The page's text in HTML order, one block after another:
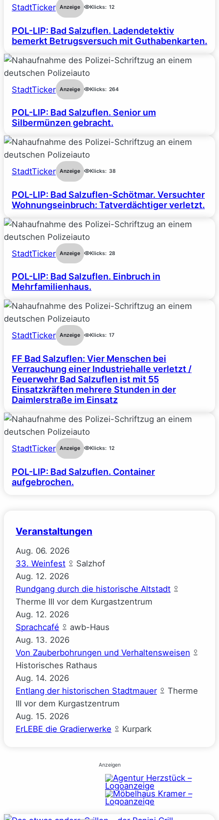
StadtTicker Anzeige Klicks: 12
POL-LIP: Bad Salzuflen. Ladendetektiv
bemerkt Betrugsversuch mit Guthabenkarten.
StadtTicker Anzeige Klicks: 264
POL-LIP: Bad Salzuflen. Senior um
Silbermünzen gebracht.
StadtTicker Anzeige Klicks: 38
POL-LIP: Bad Salzuflen-Schötmar. Versuchter
Wohnungseinbruch: Tatverdächtiger verletzt.
StadtTicker Anzeige Klicks: 28
POL-LIP: Bad Salzuflen. Einbruch in
Mehrfamilienhaus.
StadtTicker Anzeige Klicks: 17
FF Bad Salzuflen: Vier Menschen bei
Verrauchung einer Industriehalle verletzt /
Feuerwehr Bad Salzuflen ist mit 55
Einsatzkräften mehrere Stunden in der
Daimlerstraße im Einsatz
StadtTicker Anzeige Klicks: 12
POL-LIP: Bad Salzuflen. Container
aufgebrochen.
Veranstaltungen
Aug. 06. 2026
33. Weinfest
Salzhof
Aug. 12. 2026
Rundgang durch die historische Altstadt
Therme III vor dem Kurgastzentrum
Aug. 12. 2026
Sprachcafé
awb-Haus
Aug. 13. 2026
Von Zauberbohrungen und Verhaltensweisen
Historisches Rathaus
Aug. 14. 2026
Entlang der historischen Stadtmauer
Therme
III vor dem Kurgastzentrum
Aug. 15. 2026
ErLEBE die Gradierwerke
Kurpark
Anzeigen